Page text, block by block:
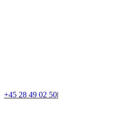
+45 28 49 02 50|